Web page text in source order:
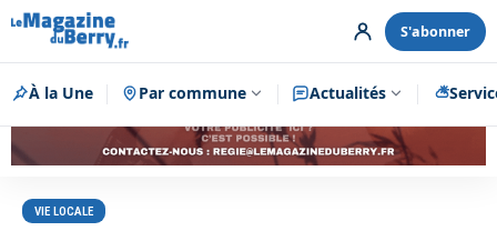
S'abonner
À la Une Par commune Actualités
Publicité
VIE LOCALE